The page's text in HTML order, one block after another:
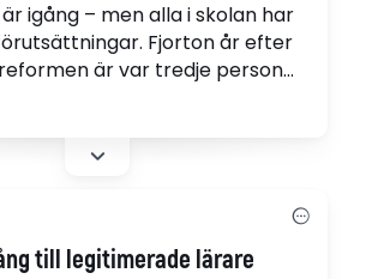
igång – men alla i skolan har
Fjorton år efter
är var tredje person
Nu går Sveriges Lärare och
samman i ett krav
till legitimerade lärare